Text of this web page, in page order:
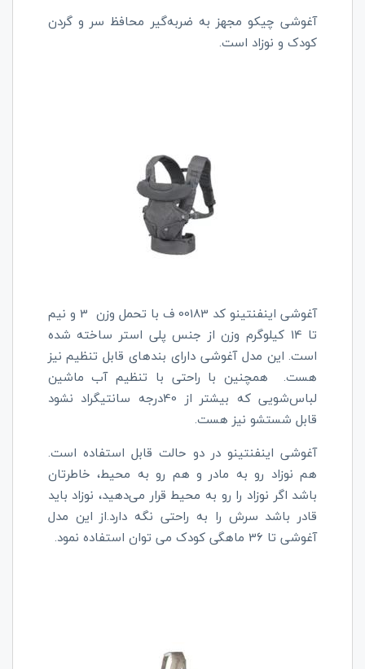
آغوشی چیکو مجهز به ضربه‌گیر محافظ سر و گردن
کودک و نوزاد است.
آغوشی اینفنتینو کد 00183 ف با تحمل وزن 3 و نیم
تا 14 کیلوگرم وزن از جنس پلی استر ساخته شده
است. این مدل آغوشی دارای بندهای قابل تنظیم نیز
هست. همچنین با راحتی با تنظیم آب ماشین
لباس‌شویی که بیشتر از 40درجه سانتیگراد نشود
قابل شستشو نیز هست.
آغوشی اینفنتینو در دو حالت قابل استفاده است.
هم نوزاد رو به مادر و هم رو به محیط، خاطرتان
باشد اگر نوزاد را رو به محیط قرار می‌دهید، نوزاد باید
قادر باشد سرش را به راحتی نگه دارد.از این مدل
آغوشی تا 36 ماهگی کودک می توان استفاده نمود.